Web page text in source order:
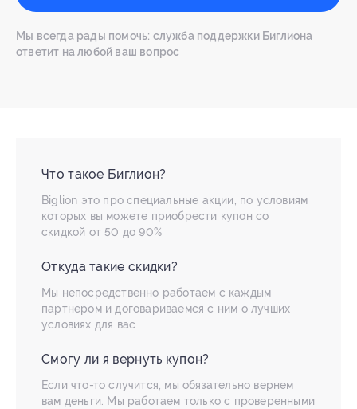
Мы всегда рады помочь: служба поддержки Биглиона
ответит на любой ваш вопрос
Что такое Биглион?
Biglion это про специальные акции, по условиям
которых вы можете приобрести купон со
скидкой от 50 до 90%
Откуда такие скидки?
Мы непосредственно работаем с каждым
партнером и договариваемся с ним о лучших
условиях для вас
Смогу ли я вернуть купон?
Если что-то случится, мы обязательно вернем
вам деньги. Мы работаем только с проверенными